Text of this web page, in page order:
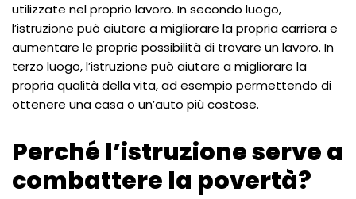
utilizzate nel proprio lavoro. In secondo luogo,
l’istruzione può aiutare a migliorare la propria carriera e
aumentare le proprie possibilità di trovare un lavoro. In
terzo luogo, l’istruzione può aiutare a migliorare la
propria qualità della vita, ad esempio permettendo di
ottenere una casa o un’auto più costose.
Perché l’istruzione serve a
combattere la povertà?